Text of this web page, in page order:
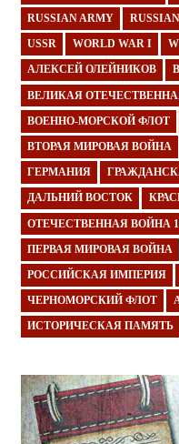
RUSSIAN ARMY
USSR WORLD WAR I
АЛЕКСЕЙ ОЛЕЙНИКОВ
ВЕЛИКАЯ
ВОЕННО-МОРСКОЙ ФЛОТ
ВТОРАЯ МИРОВАЯ ВОЙНА
ГЕРМАНИЯ
ДАЛЬНИЙ ВОСТОК
ОТЕЧЕСТВЕННАЯ ВОЙНА
ПЕРВАЯ МИРОВАЯ ВОЙНА
РОССИЙСКАЯ ИМПЕРИЯ
ЧЕРНОМОРСКИЙ ФЛОТ
ИСТОРИЧЕСКАЯ ПАМЯТЬ